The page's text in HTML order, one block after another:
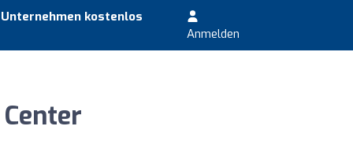
Unternehmen kostenlos
Anmelden